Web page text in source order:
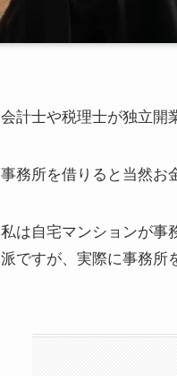
会計士や税理士が独立開
事務所を借りると当然お
私は自宅マンションが事
派ですが、実際に事務所